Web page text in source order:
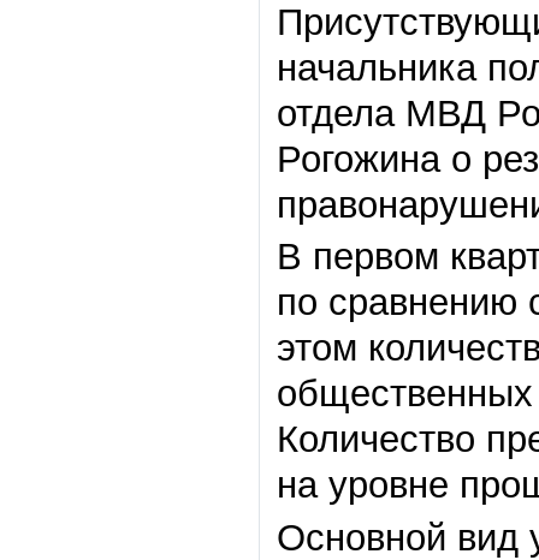
начальника
отдела МВД
Рогожина о
В первом
по сравнению
этом
Количество
на уровне
Основной вид